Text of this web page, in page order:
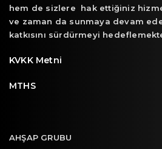
hem de sizlere hak ettiğiniz
ve zaman da sunmaya devam
katkısını sürdürmeyi
KVKK Metni
MTHS
AHŞAP GRUBU